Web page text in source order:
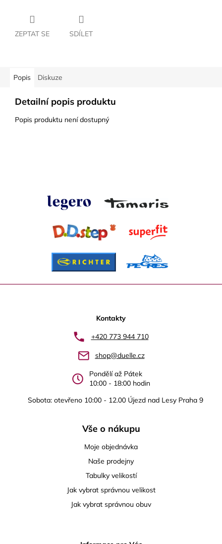
ZEPTAT SE SDÍLET
Popis Diskuze
Detailní popis produktu
Popis produktu není dostupný
Kontakty
+420 773 944 710
shop@duelle.cz
Pondělí až Pátek
10:00 - 18:00 hodin
Sobota: otevřeno 10:00 - 12.00 Újezd nad Lesy Praha 9
Vše o nákupu
Moje objednávka
Naše prodejny
Tabulky velikostí
Jak vybrat správnou velikost
Jak vybrat správnou obuv